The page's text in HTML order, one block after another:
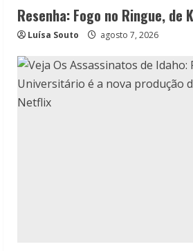
Resenha: Fogo no Ringue, de
Luísa Souto agosto 7, 2026